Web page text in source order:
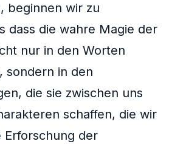
beginnen wir zu
dass die wahre Magie der
nur in den Worten
sondern in den
die sie zwischen uns
schaffen, die wir
Erforschung der